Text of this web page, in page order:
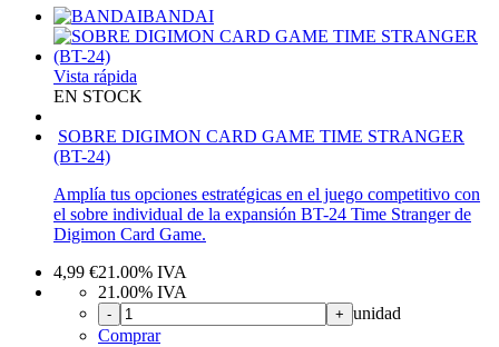
BANDAI
Vista rápida
EN STOCK
SOBRE DIGIMON CARD GAME TIME STRANGER
(BT-24)
Amplía tus opciones estratégicas en el juego competitivo con
el sobre individual de la expansión BT-24 Time Stranger de
Digimon Card Game.
4,99 €21.00% IVA
21.00% IVA
- + unidad
Comprar